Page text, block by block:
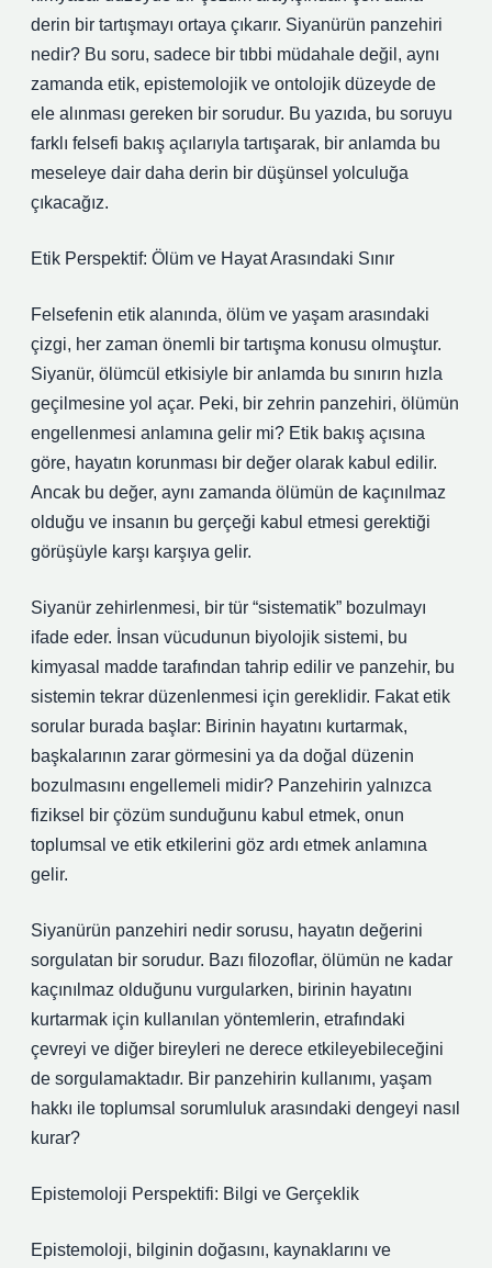
derin bir tartışmayı ortaya çıkarır. Siyanürün panzehiri
nedir? Bu soru, sadece bir tıbbi müdahale değil, aynı
zamanda etik, epistemolojik ve ontolojik düzeyde de
ele alınması gereken bir sorudur. Bu yazıda, bu soruyu
farklı felsefi bakış açılarıyla tartışarak, bir anlamda bu
meseleye dair daha derin bir düşünsel yolculuğa
çıkacağız.
Etik Perspektif: Ölüm ve Hayat Arasındaki Sınır
Felsefenin etik alanında, ölüm ve yaşam arasındaki
çizgi, her zaman önemli bir tartışma konusu olmuştur.
Siyanür, ölümcül etkisiyle bir anlamda bu sınırın hızla
geçilmesine yol açar. Peki, bir zehrin panzehiri, ölümün
engellenmesi anlamına gelir mi? Etik bakış açısına
göre, hayatın korunması bir değer olarak kabul edilir.
Ancak bu değer, aynı zamanda ölümün de kaçınılmaz
olduğu ve insanın bu gerçeği kabul etmesi gerektiği
görüşüyle karşı karşıya gelir.
Siyanür zehirlenmesi, bir tür “sistematik” bozulmayı
ifade eder. İnsan vücudunun biyolojik sistemi, bu
kimyasal madde tarafından tahrip edilir ve panzehir, bu
sistemin tekrar düzenlenmesi için gereklidir. Fakat etik
sorular burada başlar: Birinin hayatını kurtarmak,
başkalarının zarar görmesini ya da doğal düzenin
bozulmasını engellemeli midir? Panzehirin yalnızca
fiziksel bir çözüm sunduğunu kabul etmek, onun
toplumsal ve etik etkilerini göz ardı etmek anlamına
gelir.
Siyanürün panzehiri nedir sorusu, hayatın değerini
sorgulatan bir sorudur. Bazı filozoflar, ölümün ne kadar
kaçınılmaz olduğunu vurgularken, birinin hayatını
kurtarmak için kullanılan yöntemlerin, etrafındaki
çevreyi ve diğer bireyleri ne derece etkileyebileceğini
de sorgulamaktadır. Bir panzehirin kullanımı, yaşam
hakkı ile toplumsal sorumluluk arasındaki dengeyi nasıl
kurar?
Epistemoloji Perspektifi: Bilgi ve Gerçeklik
Epistemoloji, bilginin doğasını, kaynaklarını ve